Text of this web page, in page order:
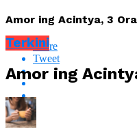
Amor ing Acintya, 3
Share
Tweet
Terkini
Amor ing